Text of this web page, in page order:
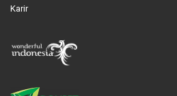
Karir